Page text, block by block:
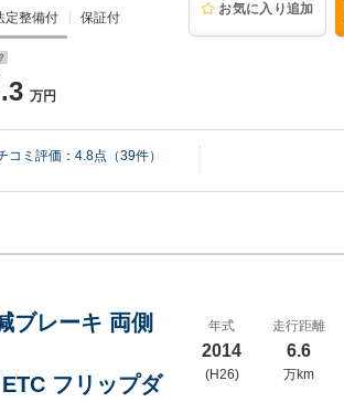
定整備付 保証付
.3 万円
お気に入り追加
コミ評価： 4.8点（39件）
ブレーキ 両側
フリップダ
年式
2014
(H26)
走行距離
6.6
万km